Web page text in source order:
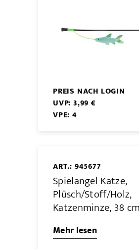
PREIS NACH LOGIN
UVP: 3,99 €
VPE: 4
ART.: 945677
Spielangel Katze,
Plüsch/Stoff/Holz,
Katzenminze, 38 cm
Mehr lesen